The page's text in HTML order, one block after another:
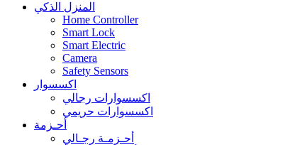
المنزل الذكي
Home Controller
Smart Lock
Smart Electric
Camera
Safety Sensors
اكسسوار
اكسسوارات رجالي
اكسسوارات حريمي
أحـزمة
أحـزمـة رجـالي